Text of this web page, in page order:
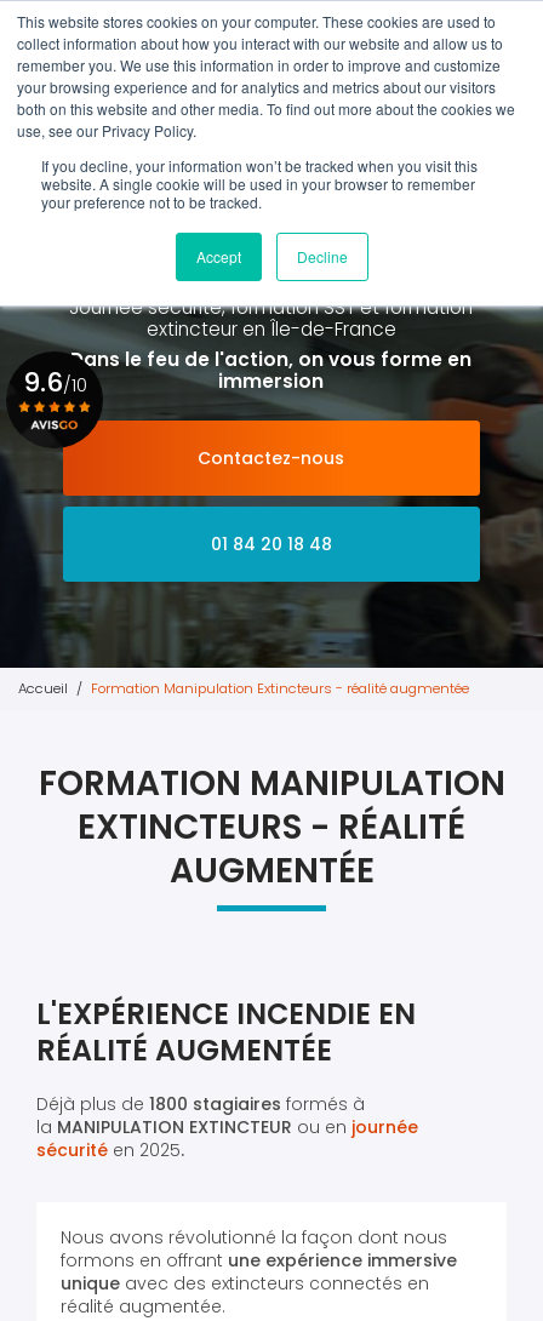
This website stores cookies on your computer. These cookies are used to
collect information about how you interact with our website and allow us to
remember you. We use this information in order to improve and customize
your browsing experience and for analytics and metrics about our visitors
both on this website and other media. To find out more about the cookies we
use, see our Privacy Policy.
If you decline, your information won’t be tracked when you visit this
website. A single cookie will be used in your browser to remember
your preference not to be tracked.
Accept Decline
Aller
au
contenu
principal
01 84 20 18 48
Rappel gratuit
Spécialiste de la formation SST et
de la Formation Incendie
à Paris La Défense depuis 2015
Journée sécurité, formation SST et formation
extincteuren Île-de-France
Dans le feu de l'action, on vous forme en
immersion
Contactez-nous
01 84 20 18 48
9.6/10
Voir le certificat
Accueil Formation Manipulation Extincteurs - réalité augmentée
FORMATION MANIPULATION
EXTINCTEURS - RÉALITÉ
AUGMENTÉE
L'EXPÉRIENCE INCENDIE EN
RÉALITÉ AUGMENTÉE
Déjà plus de 1800 stagiaires formés à
la MANIPULATION EXTINCTEUR ou en journée
sécurité en 2025.​
Nous avons révolutionné la façon dont nous
formons en offrant une expérience immersive
unique avec des extincteurs connectés en
réalité augmentée.